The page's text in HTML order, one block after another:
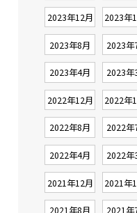
2023年12月 2023年
2023年8月 2023年
2023年4月 2023年
2022年12月 2022年
2022年8月 2022年
2022年4月 2022年
2021年12月 2021年
2021年8月 2021年